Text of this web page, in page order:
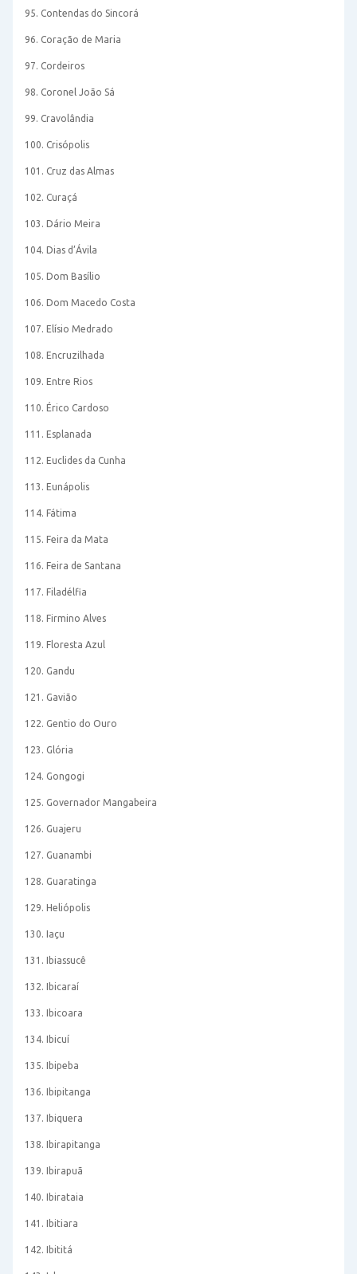
95. Contendas do Sincorá
96. Coração de Maria
97. Cordeiros
98. Coronel João Sá
99. Cravolândia
100. Crisópolis
101. Cruz das Almas
102. Curaçá
103. Dário Meira
104. Dias d’Ávila
105. Dom Basílio
106. Dom Macedo Costa
107. Elísio Medrado
108. Encruzilhada
109. Entre Rios
110. Érico Cardoso
111. Esplanada
112. Euclides da Cunha
113. Eunápolis
114. Fátima
115. Feira da Mata
116. Feira de Santana
117. Filadélfia
118. Firmino Alves
119. Floresta Azul
120. Gandu
121. Gavião
122. Gentio do Ouro
123. Glória
124. Gongogi
125. Governador Mangabeira
126. Guajeru
127. Guanambi
128. Guaratinga
129. Heliópolis
130. Iaçu
131. Ibiassucê
132. Ibicaraí
133. Ibicoara
134. Ibicuí
135. Ibipeba
136. Ibipitanga
137. Ibiquera
138. Ibirapitanga
139. Ibirapuã
140. Ibirataia
141. Ibitiara
142. Ibititá